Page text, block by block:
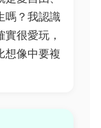
嗎？我認識
很愛玩，
想像中要複